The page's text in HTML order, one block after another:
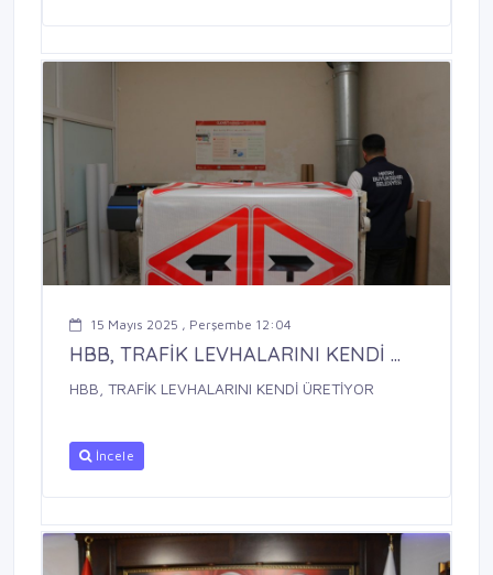
15 Mayıs 2025 , Perşembe 12:04
HBB, TRAFİK LEVHALARINI KENDİ ...
HBB, TRAFİK LEVHALARINI KENDİ ÜRETİYOR
İncele